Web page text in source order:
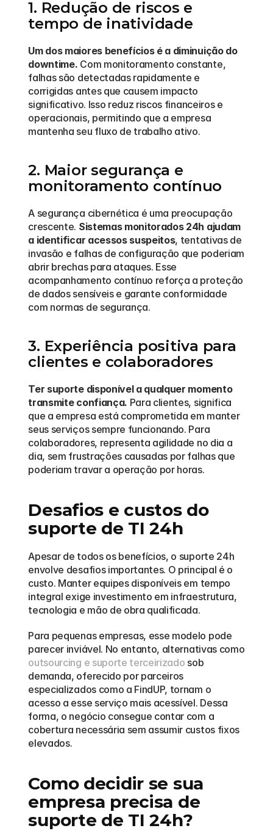
1. Redução de riscos e
tempo de inatividade
Um dos maiores benefícios é a diminuição do
downtime. Com monitoramento constante,
falhas são detectadas rapidamente e
corrigidas antes que causem impacto
significativo. Isso reduz riscos financeiros e
operacionais, permitindo que a empresa
mantenha seu fluxo de trabalho ativo.
2. Maior segurança e
monitoramento contínuo
A segurança cibernética é uma preocupação
crescente. Sistemas monitorados 24h ajudam
a identificar acessos suspeitos, tentativas de
invasão e falhas de configuração que poderiam
abrir brechas para ataques. Esse
acompanhamento contínuo reforça a proteção
de dados sensíveis e garante conformidade
com normas de segurança.
3. Experiência positiva para
clientes e colaboradores
Ter suporte disponível a qualquer momento
transmite confiança. Para clientes, significa
que a empresa está comprometida em manter
seus serviços sempre funcionando. Para
colaboradores, representa agilidade no dia a
dia, sem frustrações causadas por falhas que
poderiam travar a operação por horas.
Desafios e custos do
suporte de TI 24h
Apesar de todos os benefícios, o suporte 24h
envolve desafios importantes. O principal é o
custo. Manter equipes disponíveis em tempo
integral exige investimento em infraestrutura,
tecnologia e mão de obra qualificada.
Para pequenas empresas, esse modelo pode
outsourcing e suporte terceirizado sob
demanda, oferecido por parceiros
especializados como a FindUP, tornam o
acesso a esse serviço mais acessível. Dessa
forma, o negócio consegue contar com a
cobertura necessária sem assumir custos fixos
elevados.
Como decidir se sua
empresa precisa de
suporte de TI 24h?